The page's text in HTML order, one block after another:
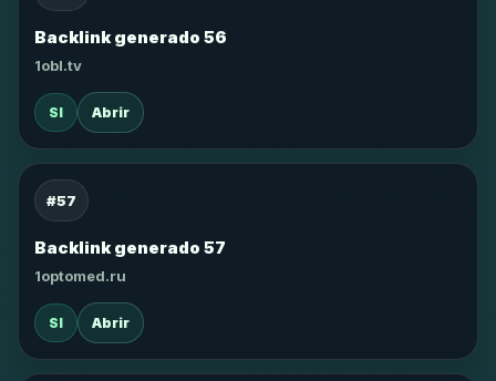
Backlink generado 56
1obl.tv
SI Abrir
#57
Backlink generado 57
1optomed.ru
SI Abrir